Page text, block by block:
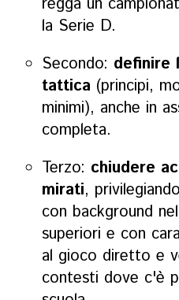
la Serie D.
Secondo: definire
tattica (principi,
minimi), anche in
completa.
Terzo: chiudere
mirati,
con background
superiori e con
al gioco diretto e
contesti dove c'è